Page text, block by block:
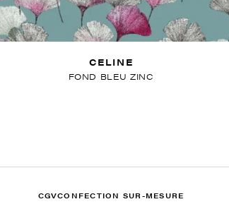
CELINE
FOND BLEU ZINC
CGVCONFECTION SUR-MESURE